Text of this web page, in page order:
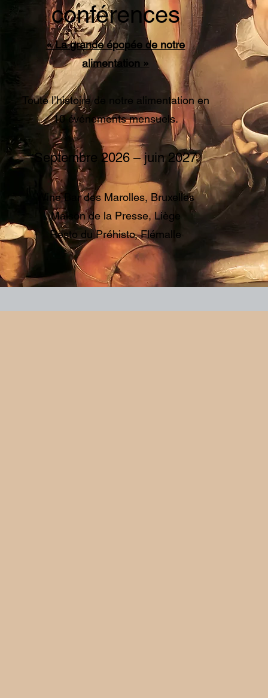
conférences
« La grande épopée de notre
alimentation »
Toute l’histoire de notre alimentation en
10 événements mensuels.
Septembre 2026 – juin 2027
Wine Bar des Marolles, Bruxelles
Maison de la Presse, Liège
Resto du Préhisto, Flémalle